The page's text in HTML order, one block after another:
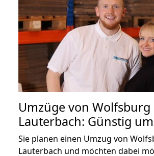
Umzüge von Wolfsburg
Lauterbach: Günstig
Sie planen einen Umzug von
Lauterbach und möchten dabei